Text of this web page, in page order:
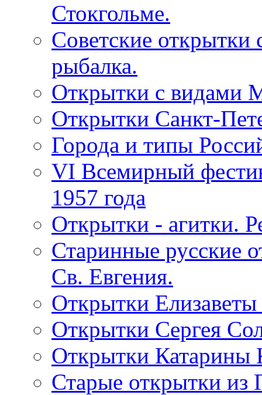
Стокгольме.
Советские открытки
рыбалка.
Открытки с видами
Открытки Санкт-
Города и типы
VI Всемирный
1957 года
Открытки - агитки.
Старинные русские
Св. Евгения.
Открытки
Открытки Сергея
Открытки
Старые открытки из